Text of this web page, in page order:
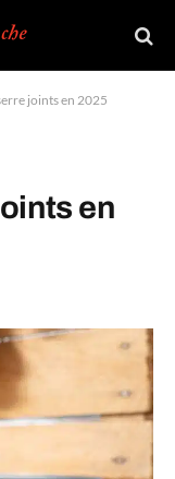
joints en 2025
en